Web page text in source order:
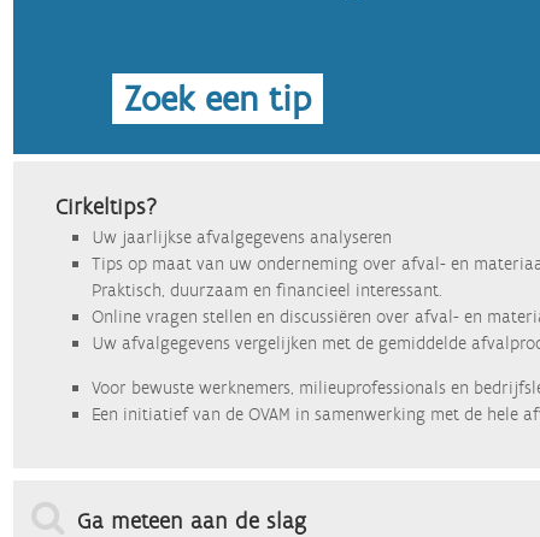
Zoek een tip
Cirkeltips?
Uw jaarlijkse afvalgegevens analyseren
Tips op maat van uw onderneming over afval- en
Praktisch, duurzaam en financieel interessant.
Online vragen stellen en discussiëren over afval- en
Uw afvalgegevens vergelijken met de gemiddelde
Voor bewuste werknemers, milieuprofessionals en
Een initiatief van de OVAM in samenwerking met de hele
Ga meteen aan de slag